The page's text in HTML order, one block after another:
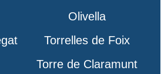
Olivella
Torrelles de Foix
Torre de Claramunt